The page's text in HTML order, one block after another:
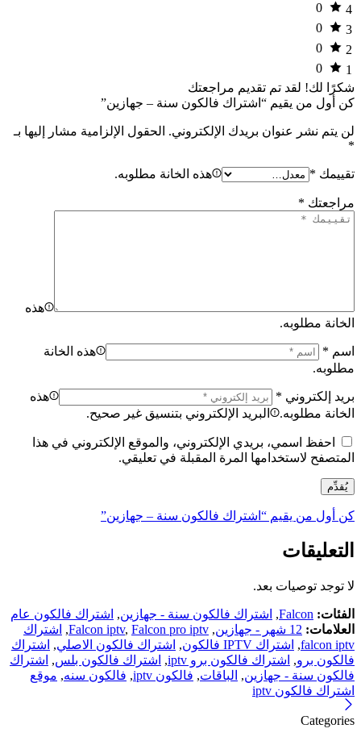
4
0
3
0
2
0
1
0
شكرًا لك! لقد تم تقديم مراجعتك
كن أول من يقيم “اشتراك فالكون سنة – جهازين”
لن يتم نشر عنوان بريدك الإلكتروني. الحقول الإلزامية مشار إليها بـ
*
تقييمك * هذه الخانة مطلوبه.
مراجعتك *
هذه
الخانة مطلوبه.
اسم *
هذه الخانة
مطلوبه.
بريد إلكتروني *
هذه
الخانة مطلوبه.
البريد الإلكتروني بتنسيق غير صحيح.
احفظ اسمي، بريدي الإلكتروني، والموقع الإلكتروني في هذا
المتصفح لاستخدامها المرة المقبلة في تعليقي.
كن أول من يقيم “اشتراك فالكون سنة – جهازين”
التعليقات
لا توجد توصيات بعد.
الفئات: Falcon
, اشتراك فالكون سنة - جهازين, اشتراك فالكون عام
العلامات: 12 شهر - جهازين ,
Falcon iptv, Falcon pro iptv
, اشتراك
falcon iptv
, اشتراك IPTV فالكون , اشتراك فالكون الاصلي, اشتراك
فالكون برو, اشتراك فالكون برو iptv , اشتراك فالكون بلس, اشتراك
فالكون سنة - جهازين, الباقات, فالكون iptv , فالكون سنه, موقع
اشتراك فالكون iptv
Categories